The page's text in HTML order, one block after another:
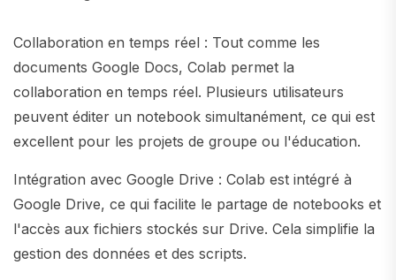
Collaboration en temps réel : Tout comme les
documents Google Docs, Colab permet la
collaboration en temps réel. Plusieurs utilisateurs
peuvent éditer un notebook simultanément, ce qui est
excellent pour les projets de groupe ou l'éducation.
Intégration avec Google Drive : Colab est intégré à
Google Drive, ce qui facilite le partage de notebooks et
l'accès aux fichiers stockés sur Drive. Cela simplifie la
gestion des données et des scripts.